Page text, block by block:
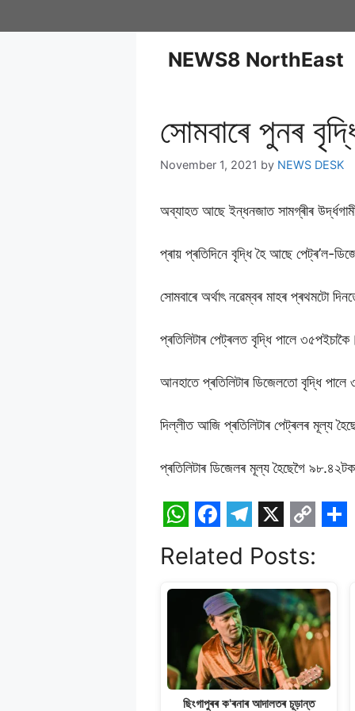
NEWS8 NorthEast
সোমবাৰে পুনৰ
November 1, 2021 by NEWS DESK
অব্যাহত আছে ইন্ধনজাত সামগ্ৰীৰ
প্ৰায় প্ৰতিদিনে বৃদ্ধি হৈ আছে পেট্ৰ’ল-
সোমবাৰে অৰ্থাৎ নৱেম্বৰ মাহৰ প্ৰথমটো
প্ৰতিলিটাৰ পেট্ৰলত বৃদ্ধি পালে ৩৫পইচাকৈ।
আনহাতে প্ৰতিলিটাৰ ডিজেলতো বৃদ্ধি পালে
দিল্লীত আজি প্ৰতিলিটাৰ পেট্ৰলৰ মূল্য
প্ৰতিলিটাৰ ডিজেলৰ মূল্য হৈছেগৈ
h
a
A
p
a
c
e
b
o
o
e
l
e
g
r
a
o
p
y
L
i
n
a
r
e
Related Posts:
ছিংগাপুৰৰ ক'ৰনাৰ আদালতৰ চূড়ান্ত